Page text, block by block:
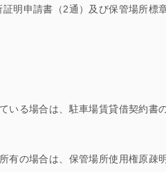
証明申請書（2通）及び保管場所標
いる場合は、駐車場賃貸借契約書
有の場合は、保管場所使用権原疎